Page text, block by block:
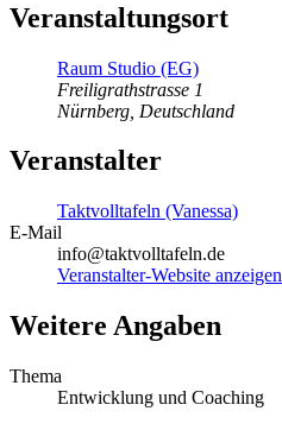
Veranstaltungsort
Raum Studio (EG)
Freiligrathstrasse 1
Nürnberg Deutschland
Veranstalter
Taktvolltafeln (Vanessa)
E-Mail
info@taktvolltafeln.de
Veranstalter-Website anzeigen
Weitere Angaben
Thema
Entwicklung und Coaching